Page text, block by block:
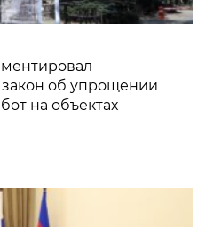
об упрощении
на объектах